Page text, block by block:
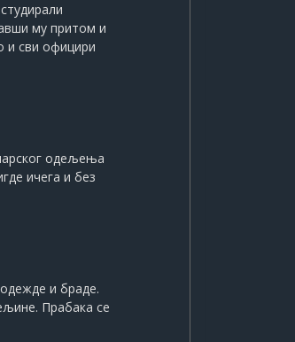
му притом и
и сви официри
одељења
ичега и без
и браде.
Прабака се